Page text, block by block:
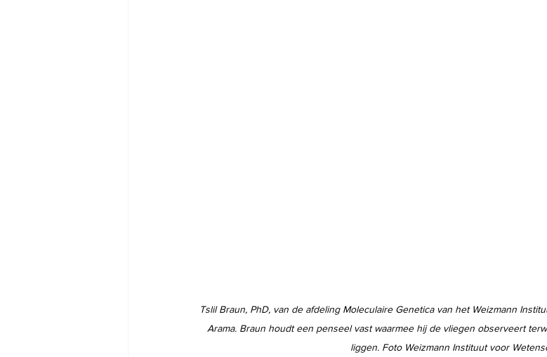
Tslil Braun, PhD, van de afdeling Moleculaire Genetica van het Weizmann
Arama. Braun houdt een penseel vast waarmee hij de vliegen observeert
liggen. Foto Weizmann Instituut voor